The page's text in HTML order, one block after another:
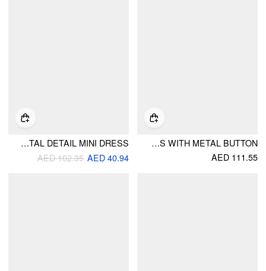
BOAT NECK BELL SLEEVE RUCHED MINI DRESS WITH METAL BUTTON
AED 111.55
V-NECK BELL SLEEVE METAL DETAIL MINI DRESS
AED 40.94
AED 102.35